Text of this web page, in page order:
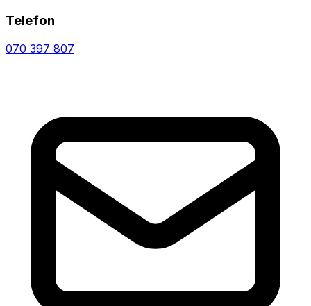
Telefon
070 397 807